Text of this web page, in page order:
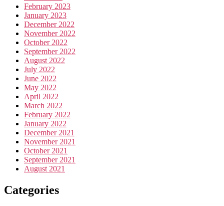
February 2023
January 2023
December 2022
November 2022
October 2022
September 2022
August 2022
July 2022
June 2022
May 2022
April 2022
March 2022
February 2022
January 2022
December 2021
November 2021
October 2021
September 2021
August 2021
Categories